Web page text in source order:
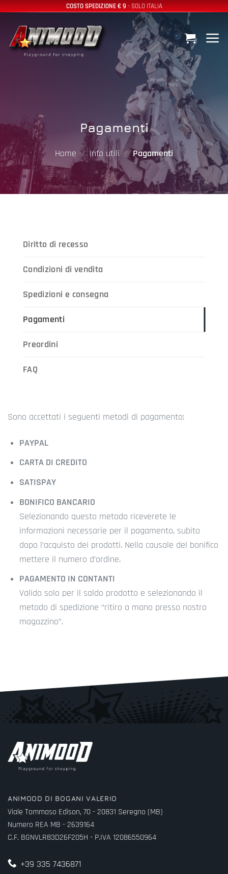
Salta
contenuti
COSTO SPEDIZIONE € 9- SOLO ITALIA
Pagamenti
Home / Info utili / Pagamenti
Sono accettati i seguenti metodi di pagamento:
PAYPAL
CARTA DI CREDITO
SATISPAY
BONIFICO BANCARIO
Selezionando questo metodo riceverete le
informazioni necessarie per il pagamento, subito
dopo l’acquisto dei prodotti. Nella causale del bonifico
mettere il numero d’ordine.
PAGAMENTO IN CONTANTI
Valido solo per il saldo prodotto e selezionando il
metodo di spedizione “ritiro a mano presso nostro
magazzino”.
Diritto di recesso
Condizioni di vendita
Spedizioni e consegna
Pagamenti
Preordini
FAQ
ANIMOOD DI BOGANI VALERIO
Viale Tommaso Edison, 70 - 20831 Seregno (MB)
Numero REA MB - 2639164
C.F. BGNVLR83D26F205H - P.IVA 12086550964
+39 335 7436871